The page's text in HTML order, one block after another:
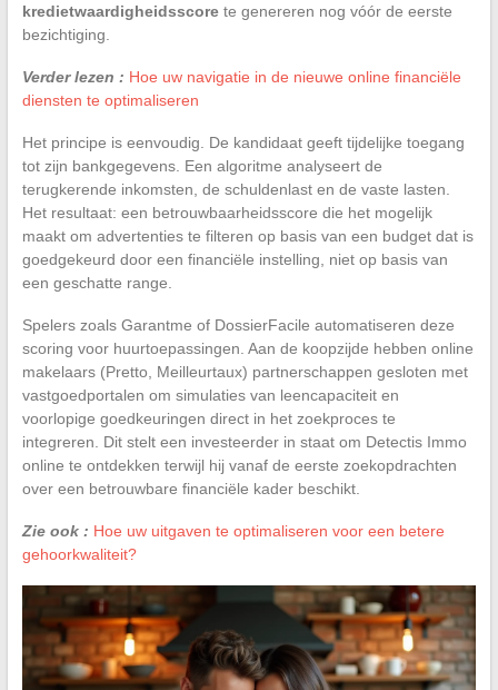
kredietwaardigheidsscorete genereren nog vóór de eerste
bezichtiging.
Verder lezen : Hoe uw navigatie in de nieuwe online financiële
diensten te optimaliseren
Het principe is eenvoudig. De kandidaat geeft tijdelijke toegang
tot zijn bankgegevens. Een algoritme analyseert de
terugkerende inkomsten, de schuldenlast en de vaste lasten.
Het resultaat: een betrouwbaarheidsscore die het mogelijk
maakt om advertenties te filteren op basis van een budget dat is
goedgekeurd door een financiële instelling, niet op basis van
een geschatte range.
Spelers zoals Garantme of DossierFacile automatiseren deze
scoring voor huurtoepassingen. Aan de koopzijde hebben online
makelaars (Pretto, Meilleurtaux) partnerschappen gesloten met
vastgoedportalen om simulaties van leencapaciteit en
voorlopige goedkeuringen direct in het zoekproces te
integreren. Dit stelt een investeerder in staat om Detectis Immo
online te ontdekken terwijl hij vanaf de eerste zoekopdrachten
over een betrouwbare financiële kader beschikt.
Zie ook : Hoe uw uitgaven te optimaliseren voor een betere
gehoorkwaliteit?